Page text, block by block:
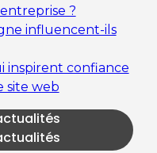
?
influencent-ils
inspirent confiance
site web